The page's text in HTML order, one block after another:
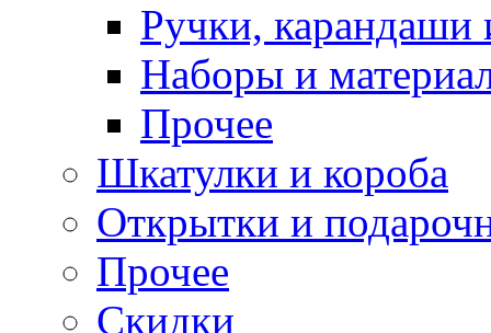
Ручки,
Наборы и
Прочее
Шкатулки и короба
Открытки и
Прочее
Скидки